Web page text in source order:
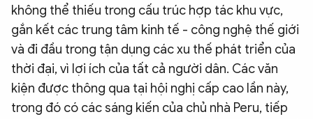
không thể thiếu trong cấu trúc hợp tác khu vực,
gắn kết các trung tâm kinh tế - công nghệ thế giới
và đi đầu trong tận dụng các xu thế phát triển của
thời đại, vì lợi ích của tất cả người dân. Các văn
kiện được thông qua tại hội nghị cấp cao lần này,
trong đó có các sáng kiến của chủ nhà Peru, tiếp